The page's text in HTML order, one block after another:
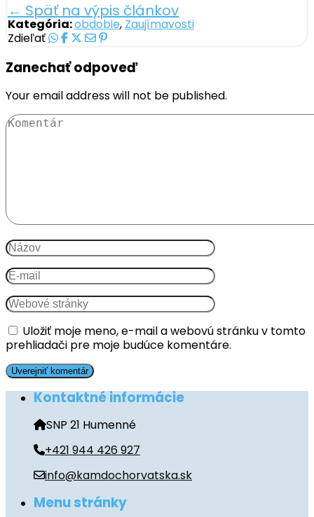
← Späť na výpis článkov
Kategória:obdobie, Zaujímavosti
Zdieľať
Zanechať odpoveď
Your email address will not be published.
Uložiť moje meno, e-mail a webovú stránku v tomto
prehliadači pre moje budúce komentáre.
Kontaktné informácie
SNP 21 Humenné
+421 944 426 927
info@kamdochorvatska.sk
Menu stránky